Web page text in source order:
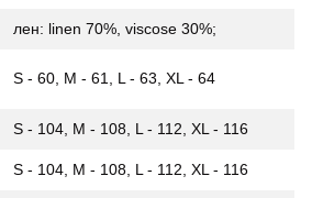
лен: linen 70%, viscose 30%;
S - 60, M - 61, L - 63, XL - 64
S - 104, M - 108, L - 112, XL - 116
S - 104, M - 108, L - 112, XL - 116